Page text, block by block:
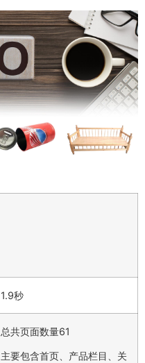
1.9秒
总共页面数量61
主要包含首页、产品栏目、关